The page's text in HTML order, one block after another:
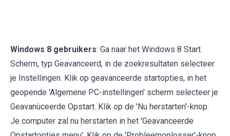
Windows 8 gebruikers: Ga naar het Windows 8 Start
Scherm, typ Geavanceerd, in de zoekresultaten selecteer
je Instellingen. Klik op geavanceerde startopties, in het
geopende 'Algemene PC-instellingen' scherm selecteer je
Geavanùceerde Opstart. Klik op de 'Nu herstarten'-knop.
Je computer zal nu herstarten in het 'Geavanceerde